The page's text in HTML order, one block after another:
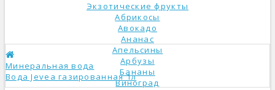
Экзотические фрукты
Абрикосы
Авокадо
Ананас
Апельсины
Арбузы
Бананы
Виноград
Минеральная вода
Вода Jevea газированная 1л